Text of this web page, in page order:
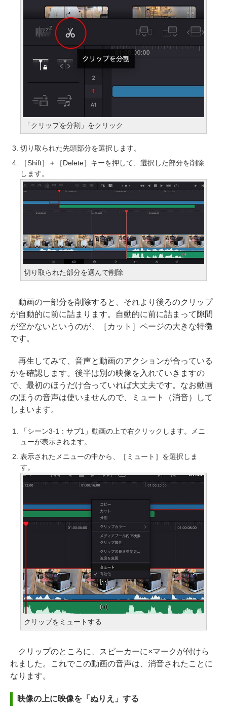
「クリップを分割」をクリック
切り取られた先頭部分を選択します。
［Shift］＋［Delete］キーを押して、選択した部分を削除
します。
切り取られた部分を選んで削除
動画の一部分を削除すると、それより後ろのクリップ
が自動的に前に詰まります。自動的に前に詰まって隙間
が空かないというのが、［カット］ページの大きな特徴
です。
再生してみて、音声と動画のアクションが合っている
かを確認します。後半は別の映像を入れていきますの
で、最初のほうだけ合っていれば大丈夫です。なお動画
のほうの音声は使いませんので、ミュート（消音）して
しまいます。
「シーン3-1：サブ1」動画の上で右クリックします。メニ
ューが表示されます。
表示されたメニューの中から、［ミュート］を選択しま
す。
クリップをミュートする
クリップのところに、スピーカーに×マークが付けら
れました。これでこの動画の音声は、消音されたことに
なります。
映像の上に映像を「ぬりえ」する